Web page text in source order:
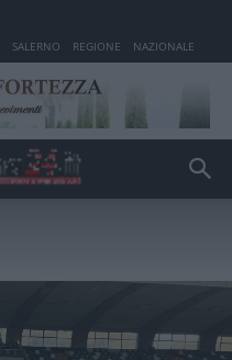
SALERNO REGIONE NAZIONALE